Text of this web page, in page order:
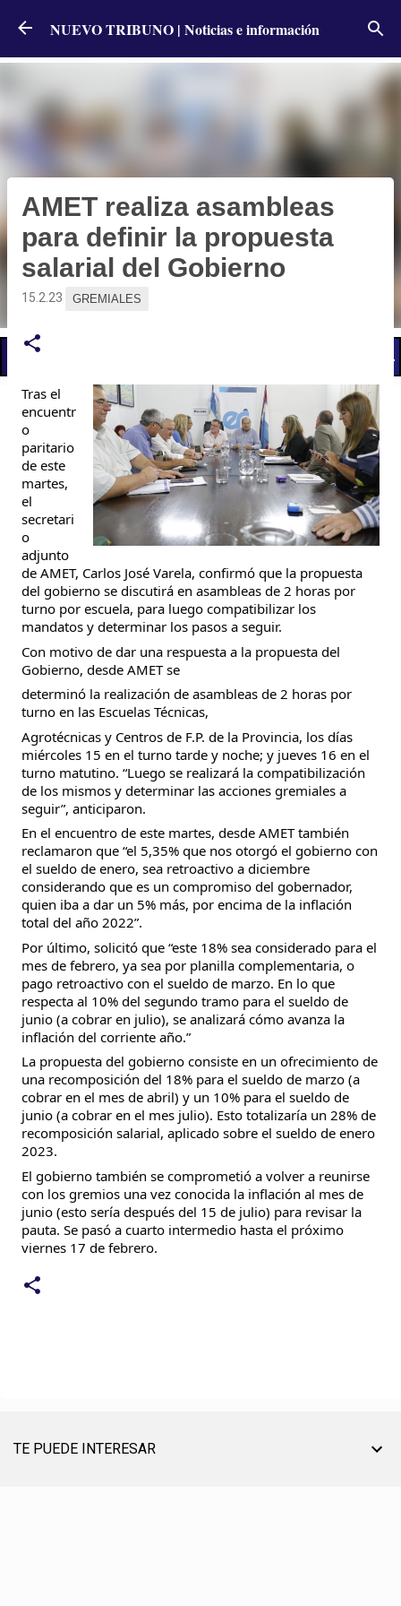
Ir al contenido principal
NUEVO TRIBUNO | Noticias e información
📢 LO ÚLTIMO
AMET realiza asambleas
para definir la propuesta
salarial del Gobierno
15.2.23 GREMIALES
Tras el
encuentr
o
paritario
de este
martes,
el
secretari
o
adjunto
de AMET, Carlos José Varela, confirmó que la propuesta
del gobierno se discutirá en asambleas de 2 horas por
turno por escuela, para luego compatibilizar los
mandatos y determinar los pasos a seguir.
Con motivo de dar una respuesta a la propuesta del
Gobierno, desde AMET se
determinó la realización de asambleas de 2 horas por
turno en las Escuelas Técnicas,
Agrotécnicas y Centros de F.P. de la Provincia, los días
miércoles 15 en el turno tarde y noche; y jueves 16 en el
turno matutino. “Luego se realizará la compatibilización
de los mismos y determinar las acciones gremiales a
seguir”, anticiparon.
En el encuentro de este martes, desde AMET también
reclamaron que “el 5,35% que nos otorgó el gobierno con
el sueldo de enero, sea retroactivo a diciembre
considerando que es un compromiso del gobernador,
quien iba a dar un 5% más, por encima de la inflación
total del año 2022”.
Por último, solicitó que “este 18% sea considerado para el
mes de febrero, ya sea por planilla complementaria, o
pago retroactivo con el sueldo de marzo. En lo que
respecta al 10% del segundo tramo para el sueldo de
junio (a cobrar en julio), se analizará cómo avanza la
inflación del corriente año.”
La propuesta del gobierno consiste en un ofrecimiento de
una recomposición del 18% para el sueldo de marzo (a
cobrar en el mes de abril) y un 10% para el sueldo de
junio (a cobrar en el mes julio). Esto totalizaría un 28% de
recomposición salarial, aplicado sobre el sueldo de enero
2023.
El gobierno también se comprometió a volver a reunirse
con los gremios una vez conocida la inflación al mes de
junio (esto sería después del 15 de julio) para revisar la
pauta. Se pasó a cuarto intermedio hasta el próximo
viernes 17 de febrero.
TE PUEDE INTERESAR